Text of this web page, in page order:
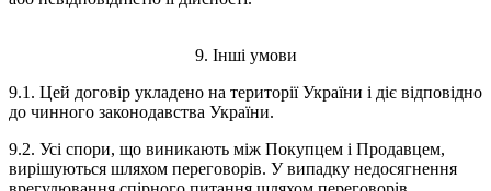
9. Інші умови
9.1. Цей договір укладено на території України і діє відповідно
до чинного законодавства України.
9.2. Усі спори, що виникають між Покупцем і Продавцем,
вирішуються шляхом переговорів. У випадку недосягнення